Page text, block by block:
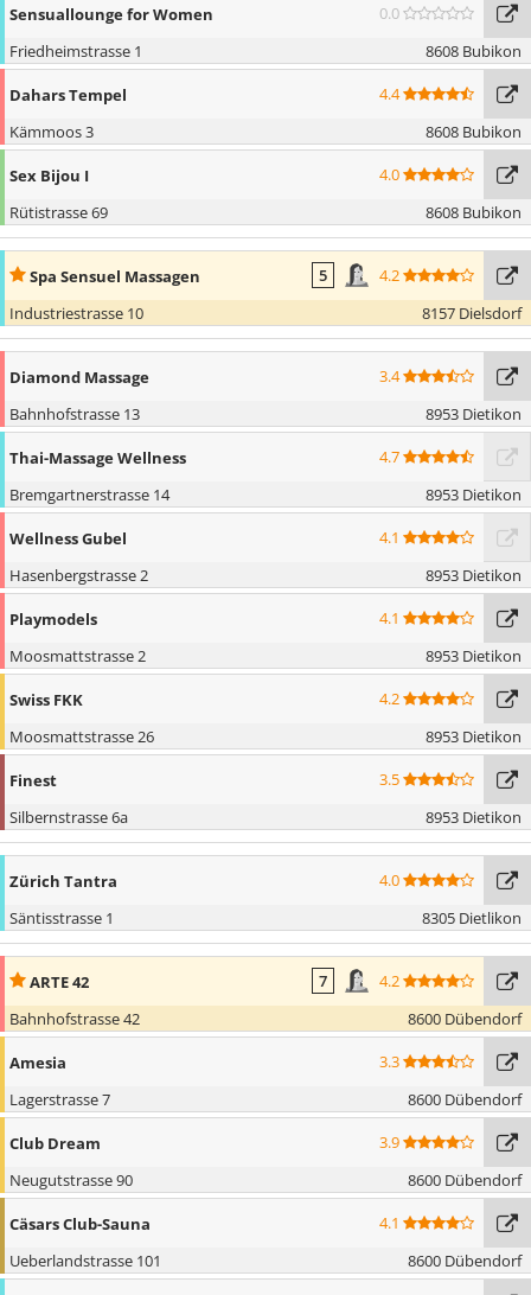
Sensuallounge for Women
0.0
Friedheimstrasse 1
8608 Bubikon
Dahars Tempel
4.4
Kämmoos 3
8608 Bubikon
Sex Bijou I
4.0
Rütistrasse 69
8608 Bubikon
Spa Sensuel Massagen 5
4.2
Industriestrasse 10
8157 Dielsdorf
Diamond Massage
3.4
Bahnhofstrasse 13
8953 Dietikon
Thai-Massage Wellness
4.7
Bremgartnerstrasse 14
8953 Dietikon
Wellness Gubel
4.1
Hasenbergstrasse 2
8953 Dietikon
Playmodels
4.1
Moosmattstrasse 2
8953 Dietikon
Swiss FKK
4.2
Moosmattstrasse 26
8953 Dietikon
Finest
3.5
Silbernstrasse 6a
8953 Dietikon
Zürich Tantra
4.0
Säntisstrasse 1
8305 Dietlikon
ARTE 42 7
4.2
Bahnhofstrasse 42
8600 Dübendorf
Amesia
3.3
Lagerstrasse 7
8600 Dübendorf
Club Dream
3.9
Neugutstrasse 90
8600 Dübendorf
Cäsars Club-Sauna
4.1
Ueberlandstrasse 101
8600 Dübendorf